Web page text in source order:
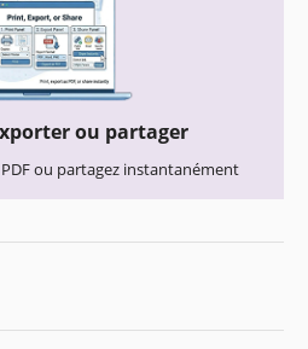
ou partager
ou partagez instantanément